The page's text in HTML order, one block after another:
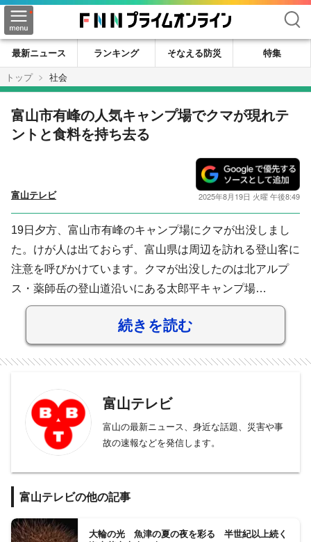
検索
最新ニュース ランキング そなえる防災
特集
トップ
社会
富山市有峰の人気キャンプ場でクマが現れテ
ントと食料を持ち去る
富山テレビ 2025年8月19日 火曜 午後8:49
19日夕方、富山市有峰のキャンプ場にクマが出没しまし
た。けが人は出ておらず、富山県は周辺を訪れる登山客に
注意を呼びかけています。クマが出没したのは北アルプ
ス・薬師岳の登山道沿いにある太郎平キャンプ場…
続きを読む
富山テレビ
富山の最新ニュース、身近な話題、災害や事
故の速報などを発信します。
富山テレビの他の記事
大輪の光 魚津の夏の夜を彩る 半世紀以上続く